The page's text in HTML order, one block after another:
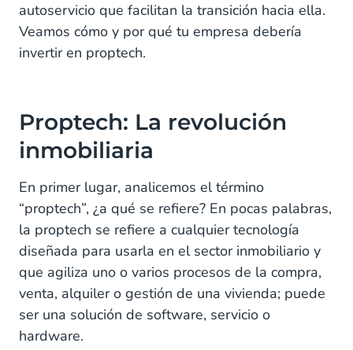
autoservicio que facilitan la transición hacia ella.
Veamos cómo y por qué tu empresa debería
invertir en proptech.
Proptech: La revolución
inmobiliaria
En primer lugar, analicemos el término
“proptech”, ¿a qué se refiere? En pocas palabras,
la proptech se refiere a cualquier tecnología
diseñada para usarla en el sector inmobiliario y
que agiliza uno o varios procesos de la compra,
venta, alquiler o gestión de una vivienda; puede
ser una solución de software, servicio o
hardware.